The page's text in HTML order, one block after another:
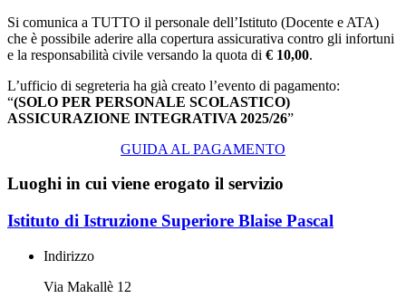
Si comunica a TUTTO il personale dell’Istituto (Docente e ATA)
che è possibile aderire alla copertura assicurativa contro gli infortuni
e la responsabilità civile versando la quota di € 10,00.
L’ufficio di segreteria ha già creato l’evento di pagamento:
“(SOLO PER PERSONALE SCOLASTICO)
ASSICURAZIONE INTEGRATIVA 2025/26”
GUIDA AL PAGAMENTO
Luoghi in cui viene erogato il servizio
Istituto di Istruzione Superiore Blaise Pascal
Indirizzo
Via Makallè 12